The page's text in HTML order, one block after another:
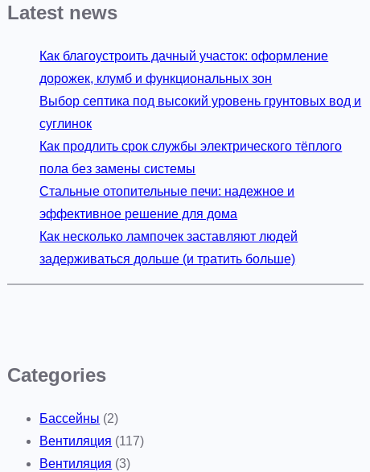
Latest news
Как благоустроить дачный участок: оформление
дорожек, клумб и функциональных зон
Выбор септика под высокий уровень грунтовых вод и
суглинок
Как продлить срок службы электрического тёплого
пола без замены системы
Стальные отопительные печи: надежное и
эффективное решение для дома
Как несколько лампочек заставляют людей
задерживаться дольше (и тратить больше)
Categories
Бассейны (2)
Вентиляция (117)
Вентиляция (3)